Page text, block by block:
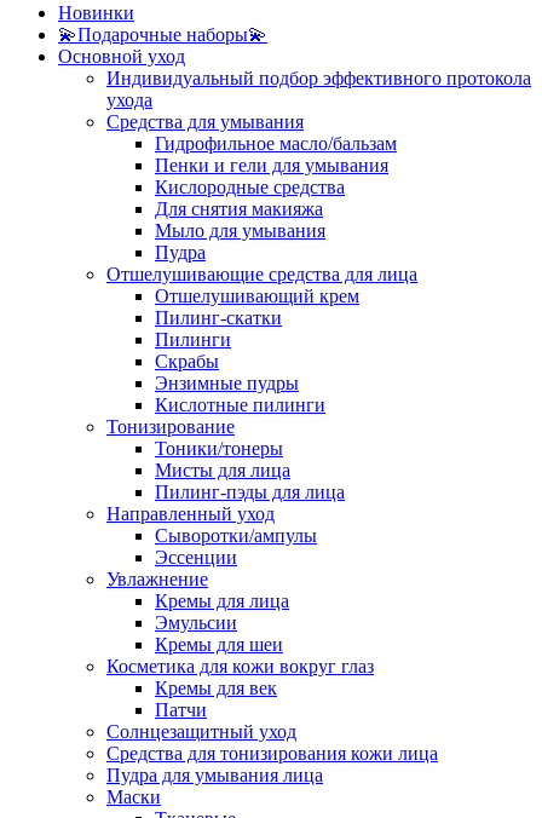
Новинки
💫Подарочные наборы💫
Основной уход
Индивидуальный подбор эффективного протокола
ухода
Средства для умывания
Гидрофильное масло/бальзам
Пенки и гели для умывания
Кислородные средства
Для снятия макияжа
Мыло для умывания
Пудра
Отшелушивающие средства для лица
Отшелушивающий крем
Пилинг-скатки
Пилинги
Скрабы
Энзимные пудры
Кислотные пилинги
Тонизирование
Тоники/тонеры
Мисты для лица
Пилинг-пэды для лица
Направленный уход
Сыворотки/ампулы
Эссенции
Увлажнение
Кремы для лица
Эмульсии
Кремы для шеи
Косметика для кожи вокруг глаз
Кремы для век
Патчи
Солнцезащитный уход
Средства для тонизирования кожи лица
Пудра для умывания лица
Маски